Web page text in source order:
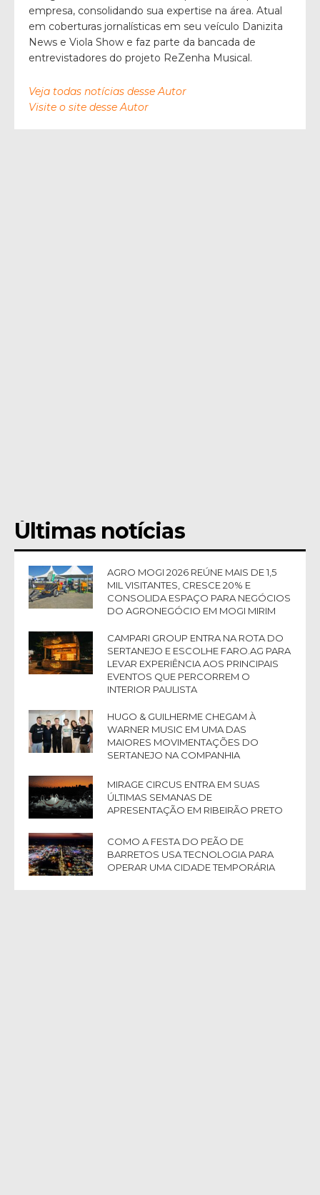
empresa, consolidando sua expertise na área. Atual
em coberturas jornalísticas em seu veículo Danizita
News e Viola Show e faz parte da bancada de
entrevistadores do projeto ReZenha Musical.
Veja todas notícias desse Autor
Visite o site desse Autor
Últimas notícias
AGRO MOGI 2026 REÚNE MAIS DE 1,5
MIL VISITANTES, CRESCE 20% E
CONSOLIDA ESPAÇO PARA NEGÓCIOS
DO AGRONEGÓCIO EM MOGI MIRIM
CAMPARI GROUP ENTRA NA ROTA DO
SERTANEJO E ESCOLHE FARO.AG PARA
LEVAR EXPERIÊNCIA AOS PRINCIPAIS
EVENTOS QUE PERCORREM O
INTERIOR PAULISTA
HUGO & GUILHERME CHEGAM À
WARNER MUSIC EM UMA DAS
MAIORES MOVIMENTAÇÕES DO
SERTANEJO NA COMPANHIA
MIRAGE CIRCUS ENTRA EM SUAS
ÚLTIMAS SEMANAS DE
APRESENTAÇÃO EM RIBEIRÃO PRETO
COMO A FESTA DO PEÃO DE
BARRETOS USA TECNOLOGIA PARA
OPERAR UMA CIDADE TEMPORÁRIA